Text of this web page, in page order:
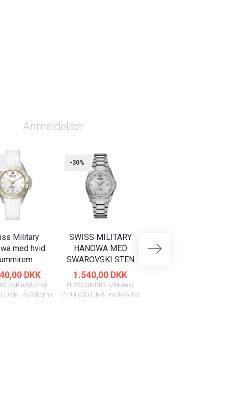
Anmeldelser
Military
med hvid
DKK
DKK u/Moms)
DKKm/Moms
-30%
SWISS MILITARY
HANOWA MED
SWAROVSKI STEN
1.540,00 DKK
(1.232,00 DKK u/Moms)
2.200,00 DKKm/Moms
HANOWA MED DAG